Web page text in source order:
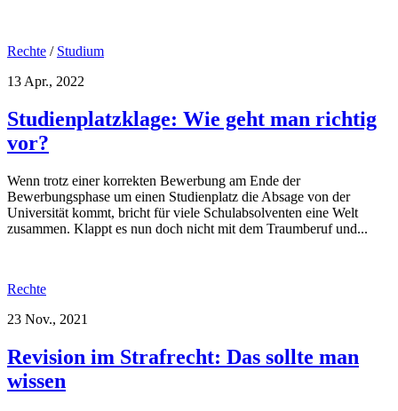
Rechte / Studium
13 Apr., 2022
Studienplatzklage: Wie geht man richtig
vor?
Wenn trotz einer korrekten Bewerbung am Ende der
Bewerbungsphase um einen Studienplatz die Absage von der
Universität kommt, bricht für viele Schulabsolventen eine Welt
zusammen. Klappt es nun doch nicht mit dem Traumberuf und...
Rechte
23 Nov., 2021
Revision im Strafrecht: Das sollte man
wissen